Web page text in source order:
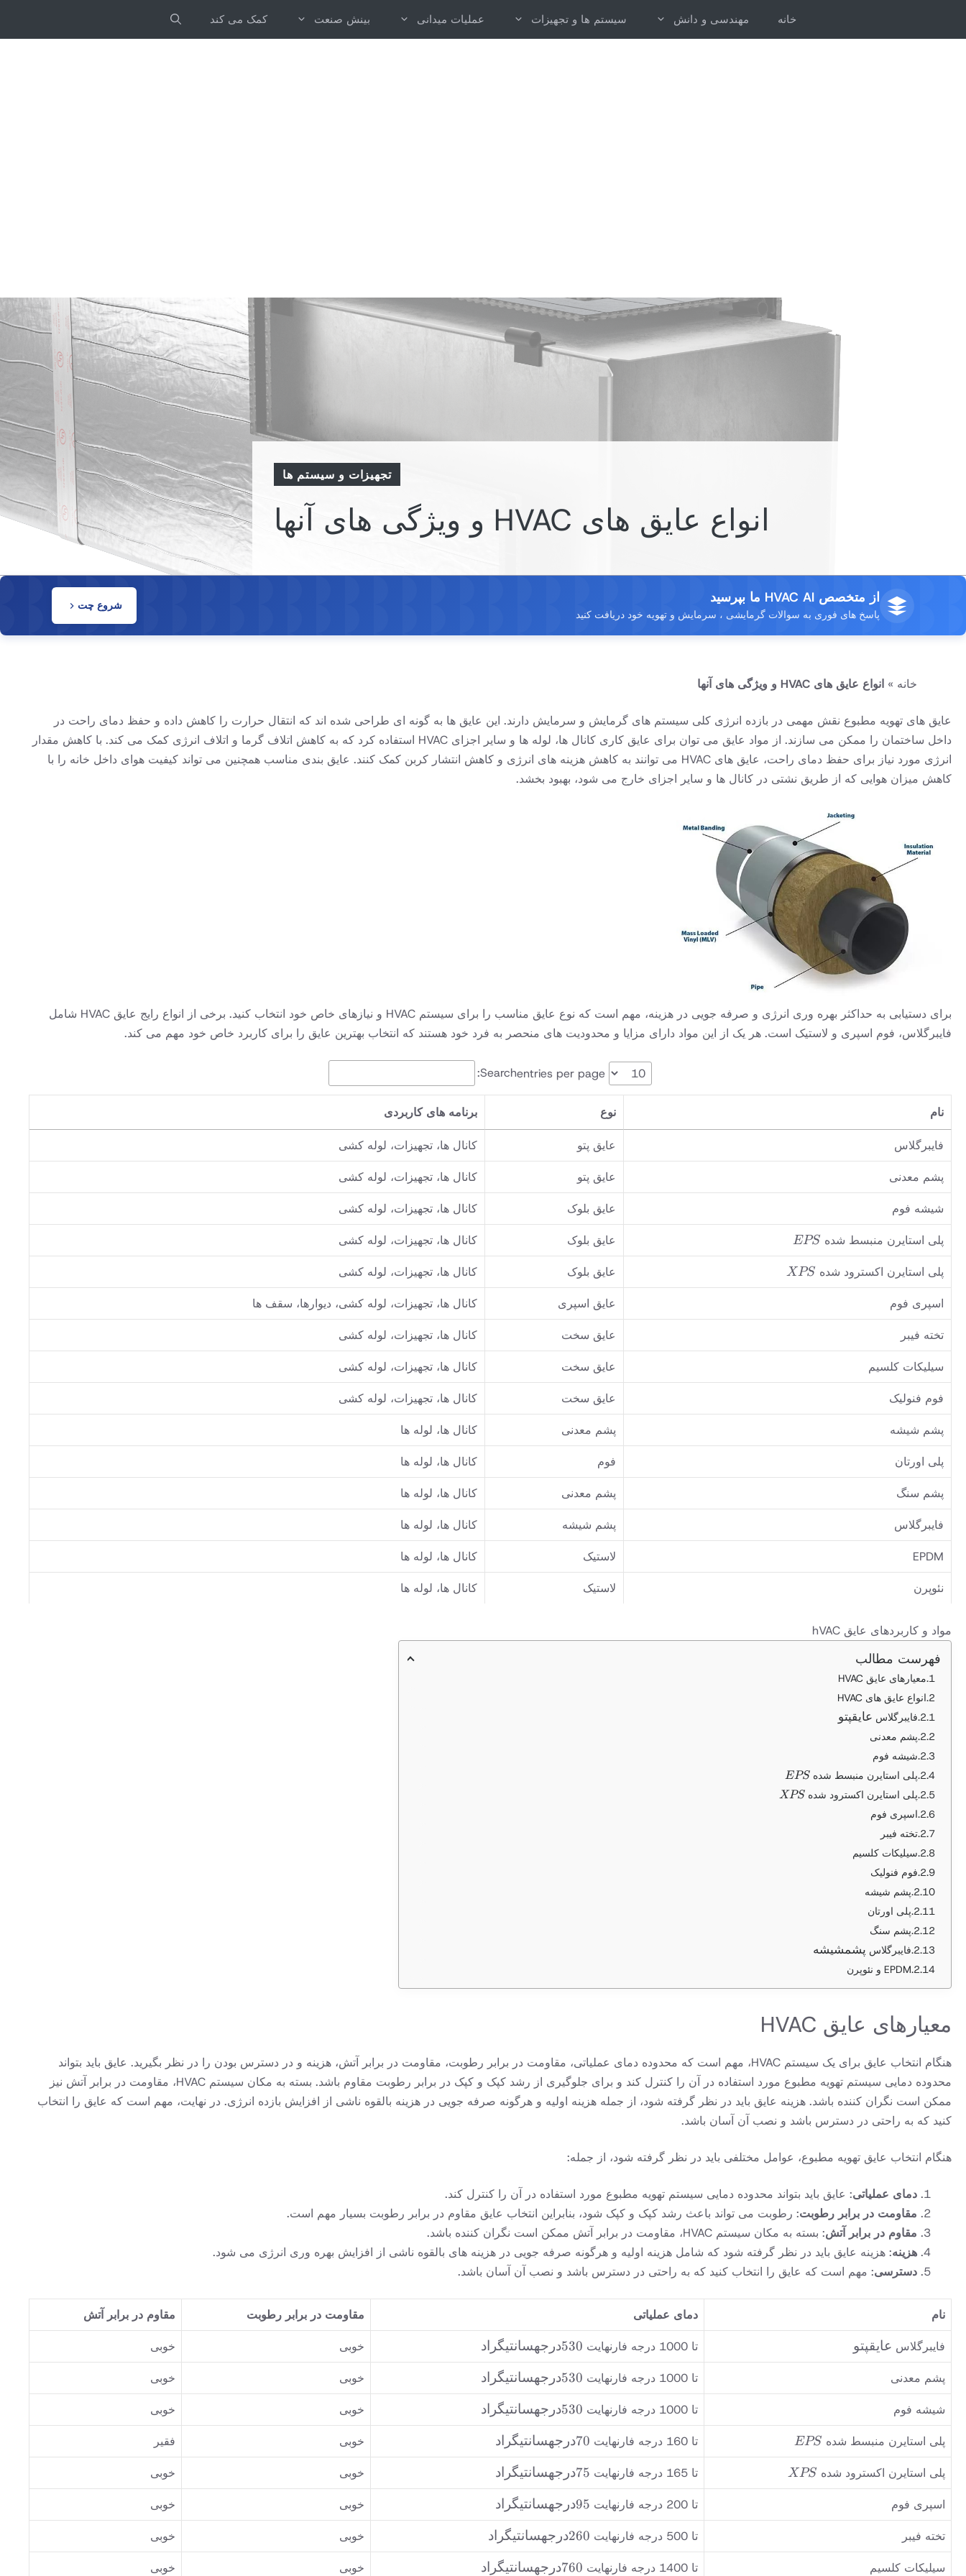
خانه مهندسی و دانش سیستم ها و تجهیزات عملیات میدانی بینش صنعت کمک می کند
تجهیزات و سیستم ها
انواع عایق های HVAC و ویژگی های آنها
از متخصص HVAC AI ما بپرسید
پاسخ های فوری به سوالات گرمایشی ، سرمایش و تهویه خود دریافت کنید
شروع چت
خانه » انواع عایق های HVAC و ویژگی های آنها
عایق های تهویه مطبوع نقش مهمی در بازده انرژی کلی سیستم های گرمایش و سرمایش دارند. این عایق ها به گونه ای طراحی شده اند که انتقال حرارت را کاهش داده و حفظ دمای راحت در
داخل ساختمان را ممکن می سازند. از مواد عایق می توان برای عایق کاری کانال ها، لوله ها و سایر اجزای HVAC استفاده کرد که به کاهش اتلاف گرما و اتلاف انرژی کمک می کند. با کاهش مقدار
انرژی مورد نیاز برای حفظ دمای راحت، عایق های HVAC می توانند به کاهش هزینه های انرژی و کاهش انتشار کربن کمک کنند. عایق بندی مناسب همچنین می تواند کیفیت هوای داخل خانه را با
کاهش میزان هوایی که از طریق نشتی در کانال ها و سایر اجزای خارج می شود، بهبود بخشد.
برای دستیابی به حداکثر بهره وری انرژی و صرفه جویی در هزینه، مهم است که نوع عایق مناسب را برای سیستم HVAC و نیازهای خاص خود انتخاب کنید. برخی از انواع رایج عایق HVAC شامل
فایبرگلاس، فوم اسپری و لاستیک است. هر یک از این مواد دارای مزایا و محدودیت های منحصر به فرد خود هستند که انتخاب بهترین عایق را برای کاربرد خاص خود مهم می کند.
Search:
نام نوع برنامه های کاربردی
فایبرگلاس عایق پتو کانال ها، تجهیزات، لوله کشی
پشم معدنی عایق پتو کانال ها، تجهیزات، لوله کشی
شیشه فوم عایق بلوک کانال ها، تجهیزات، لوله کشی
پلی استایرن منبسط شده EPS
EPS عایق بلوک کانال ها، تجهیزات، لوله کشی
پلی استایرن اکسترود شده XPS
XPS عایق بلوک کانال ها، تجهیزات، لوله کشی
اسپری فوم عایق اسپری کانال ها، تجهیزات، لوله کشی، دیوارها، سقف ها
تخته فیبر عایق سخت کانال ها، تجهیزات، لوله کشی
سیلیکات کلسیم عایق سخت کانال ها، تجهیزات، لوله کشی
فوم فنولیک عایق سخت کانال ها، تجهیزات، لوله کشی
پشم شیشه پشم معدنی کانال ها، لوله ها
پلی اورتان فوم کانال ها، لوله ها
پشم سنگ پشم معدنی کانال ها، لوله ها
فایبرگلاس پشم شیشه کانال ها، لوله ها
EPDM لاستیک کانال ها، لوله ها
نئوپرن لاستیک کانال ها، لوله ها
مواد و کاربردهای عایق hVAC
فهرست مطالب
معیارهای عایق HVAC
انواع عایق های HVAC
فایبرگلاس عایق پتو
عایقپتو
پشم معدنی
شیشه فوم
پلی استایرن منبسط شده EPS
EPS
پلی استایرن اکسترود شده XPS
XPS
اسپری فوم
تخته فیبر
سیلیکات کلسیم
فوم فنولیک
پشم شیشه
پلی اورتان
پشم سنگ
فایبرگلاس پشم شیشه
پشمشیشه
EPDM و نئوپرن
معیارهای عایق HVAC
هنگام انتخاب عایق برای یک سیستم HVAC، مهم است که محدوده دمای عملیاتی، مقاومت در برابر رطوبت، مقاومت در برابر آتش، هزینه و در دسترس بودن را در نظر بگیرید. عایق باید بتواند
محدوده دمایی سیستم تهویه مطبوع مورد استفاده در آن را کنترل کند و برای جلوگیری از رشد کپک و کپک در برابر رطوبت مقاوم باشد. بسته به مکان سیستم HVAC، مقاومت در برابر آتش نیز
ممکن است نگران کننده باشد. هزینه عایق باید در نظر گرفته شود، از جمله هزینه اولیه و هرگونه صرفه جویی در هزینه بالقوه ناشی از افزایش بازده انرژی. در نهایت، مهم است که عایق را انتخاب
کنید که به راحتی در دسترس باشد و نصب آن آسان باشد.
هنگام انتخاب عایق تهویه مطبوع، عوامل مختلفی باید در نظر گرفته شود، از جمله:
دمای عملیاتی: عایق باید بتواند محدوده دمایی سیستم تهویه مطبوع مورد استفاده در آن را کنترل کند.
مقاومت در برابر رطوبت: رطوبت می تواند باعث رشد کپک و کپک شود، بنابراین انتخاب عایق مقاوم در برابر رطوبت بسیار مهم است.
مقاوم در برابر آتش: بسته به مکان سیستم HVAC، مقاومت در برابر آتش ممکن است نگران کننده باشد.
هزینه: هزینه عایق باید در نظر گرفته شود که شامل هزینه اولیه و هرگونه صرفه جویی در هزینه های بالقوه ناشی از افزایش بهره وری انرژی می شود.
دسترسی: مهم است که عایق را انتخاب کنید که به راحتی در دسترس باشد و نصب آن آسان باشد.
نام دمای عملیاتی مقاومت در برابر رطوبت مقاوم در برابر آتش
فایبرگلاس عایق
پتو
عایقپتو تا 1000 درجه فارنهایت
530
درجه
سانتیگراد
530درجهسانتیگراد خوبی خوبی
پشم معدنی تا 1000 درجه فارنهایت
530
درجه
سانتیگراد
530درجهسانتیگراد خوبی خوبی
شیشه فوم تا 1000 درجه فارنهایت
530
درجه
سانتیگراد
530درجهسانتیگراد خوبی خوبی
پلی استایرن منبسط شده EPS
EPS تا 160 درجه فارنهایت
70 درجه
سانتیگراد
70درجهسانتیگراد خوبی فقیر
پلی استایرن اکسترود شده XPS
XPS تا 165 درجه فارنهایت
75 درجه
سانتیگراد
75درجهسانتیگراد خوبی خوبی
اسپری فوم تا 200 درجه فارنهایت
95 درجه
سانتیگراد
95درجهسانتیگراد خوبی خوبی
تخته فیبر تا 500 درجه فارنهایت
260
درجه
سانتیگراد
260درجهسانتیگراد خوبی خوبی
سیلیکات کلسیم تا 1400 درجه فارنهایت
760
760درجهسانتیگراد خوبی خوبی